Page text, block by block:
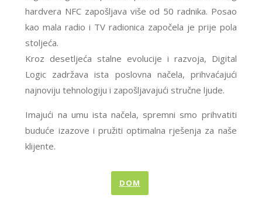
hardvera NFC zapošljava više od 50 radnika. Posao
kao mala radio i TV radionica započela je prije pola
stoljeća.
Kroz desetljeća stalne evolucije i razvoja, Digital
Logic zadržava ista poslovna načela, prihvaćajući
najnoviju tehnologiju i zapošljavajući stručne ljude.
Imajući na umu ista načela, spremni smo prihvatiti
buduće izazove i pružiti optimalna rješenja za naše
klijente.
DOM